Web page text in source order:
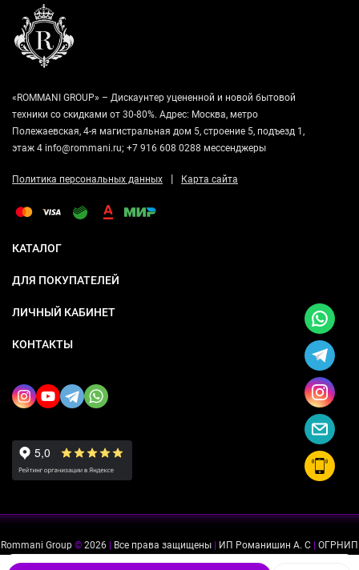
«ROMMANI GROUP» – Дискаунтер уцененной и новой бытовой
техники со скидками от 30-80%. Адрес: Москва, метро
Полежаевская, 4-я магистральная дом 5, строение 5, подъезд 1,
этаж 4 info@rommani.ru; +7 916 608 0288 мессенджеры
Политика персональных данных | Карта сайта
КАТАЛОГ
ДЛЯ ПОКУПАТЕЛЕЙ
ЛИЧНЫЙ КАБИНЕТ
КОНТАКТЫ
Rommani Group © 2026 Все права защищены ИП Романишин А. С
ОГРНИП